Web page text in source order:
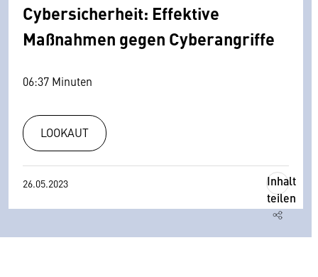
Cybersicherheit: Effektive
Maßnahmen gegen Cyberangriffe
06:37 Minuten
LOOKAUT
26.05.2023
Inhalt
teilen